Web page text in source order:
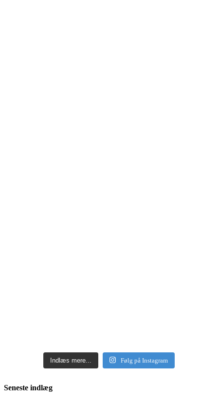
Indlæs mere... Følg på Instagram
Seneste indlæg